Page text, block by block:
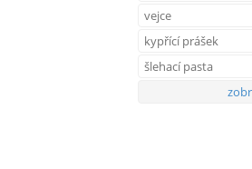
vejce
kypřící prášek
šlehací pasta